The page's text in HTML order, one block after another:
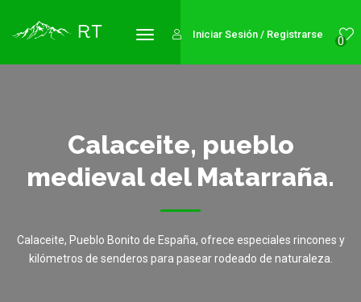
0
Iniciar Sesión / Registrarse
Calaceite, pueblo
medieval del Matarraña.
Calaceite, Pueblo Bonito de España, ofrece especiales rincones y
kilómetros de senderos para pasear rodeado de naturaleza.